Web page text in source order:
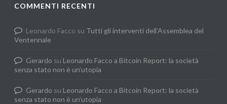
COMMENTI RECENTI
Leonardo Facco su Tutti gli interventi dell’Assemblea del
Ventennale
Gerardo su Leonardo Facco a Bitcoin Report: la società
senza stato non è un’utopia
Gerardo su Leonardo Facco a Bitcoin Report: la società
senza stato non è un’utopia